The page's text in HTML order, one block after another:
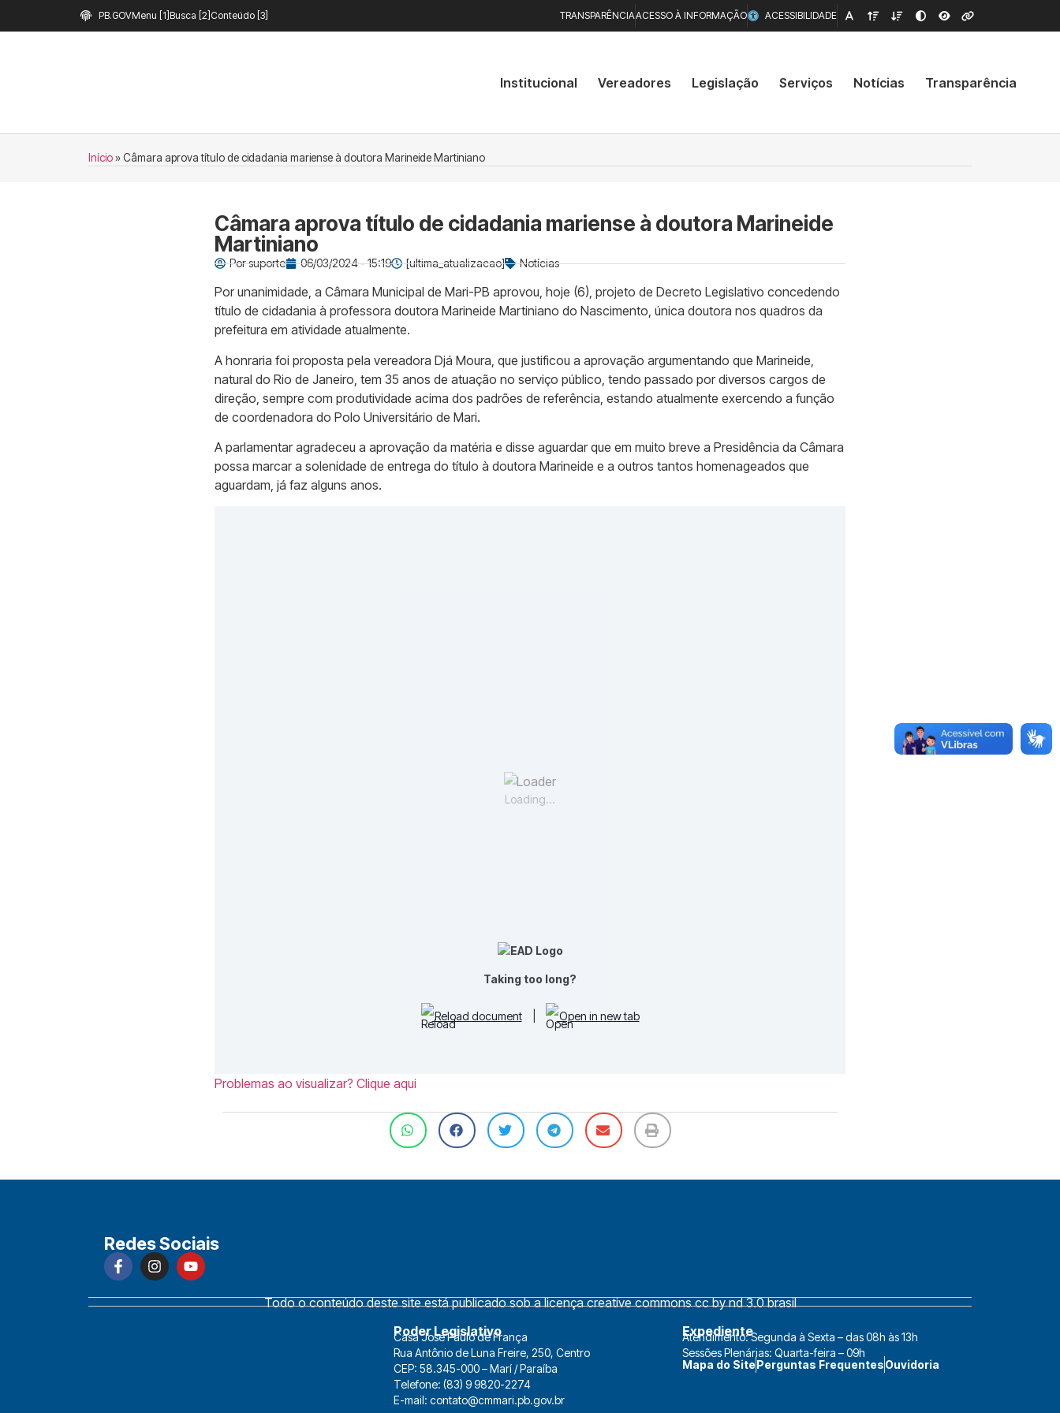
PB.GOVMenu [1] Busca [2] Conteúdo [3] TRANSPARÊNCIAACESSO À INFORMAÇÃO ACESSIBILIDADE
Institucional Vereadores Legislação Serviços Notícias Transparência
Início»Câmara aprova título de cidadania mariense à doutora Marineide Martiniano
Câmara aprova título de cidadania mariense à doutora Marineide
Martiniano
Porsuporte 06/03/2024 - 15:19 [ultima_atualizacao] Notícias
Por unanimidade, a Câmara Municipal de Mari-PB aprovou, hoje (6), projeto de Decreto Legislativo concedendo
título de cidadania à professora doutora Marineide Martiniano do Nascimento, única doutora nos quadros da
prefeitura em atividade atualmente.
A honraria foi proposta pela vereadora Djá Moura, que justificou a aprovação argumentando que Marineide,
natural do Rio de Janeiro, tem 35 anos de atuação no serviço público, tendo passado por diversos cargos de
direção, sempre com produtividade acima dos padrões de referência, estando atualmente exercendo a função
de coordenadora do Polo Universitário de Mari.
A parlamentar agradeceu a aprovação da matéria e disse aguardar que em muito breve a Presidência da Câmara
possa marcar a solenidade de entrega do título à doutora Marineide e a outros tantos homenageados que
aguardam, já faz alguns anos.
Loading...
Taking too long?
Reload document Open in new tab
Problemas ao visualizar? Clique aqui
Redes Sociais
Todo o conteúdo deste site está publicado sob a licença creative commons cc by nd 3.0 brasil
Poder Legislativo
Casa José Paulo de França
Rua Antônio de Luna Freire, 250, Centro
CEP: 58.345-000 – Marí / Paraíba
Telefone: (83) 9 9820-2274
E-mail: contato@cmmari.pb.gov.br
Expediente
Atendimento: Segunda à Sexta – das 08h às 13h
Sessões Plenárias: Quarta-feira – 09h
Mapa do SitePerguntas FrequentesOuvidoria